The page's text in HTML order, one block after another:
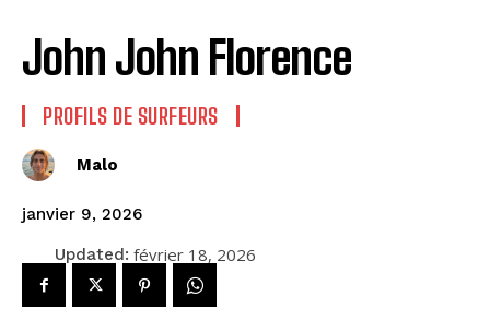
John John Florence
PROFILS DE SURFEURS
Malo
janvier 9, 2026
Updated: février 18, 2026